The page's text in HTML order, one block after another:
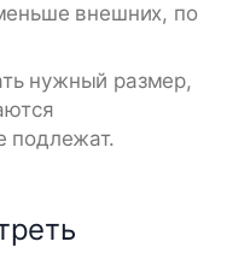
внешних, по
нужный размер,
подлежат.